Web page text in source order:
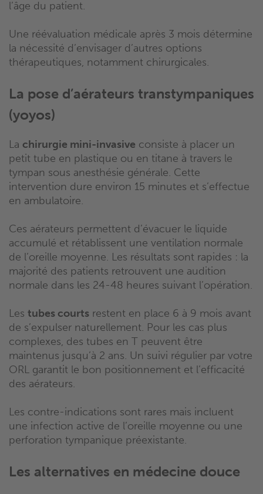
l’âge du patient.
Une réévaluation médicale après 3 mois détermine
la nécessité d’envisager d’autres options
thérapeutiques, notamment chirurgicales.
La pose d’aérateurs transtympaniques
(yoyos)
La chirurgie mini-invasive consiste à placer un
petit tube en plastique ou en titane à travers le
tympan sous anesthésie générale. Cette
intervention dure environ 15 minutes et s’effectue
en ambulatoire.
Ces aérateurs permettent d’évacuer le liquide
accumulé et rétablissent une ventilation normale
de l’oreille moyenne. Les résultats sont rapides : la
majorité des patients retrouvent une audition
normale dans les 24-48 heures suivant l’opération.
Les tubes courts restent en place 6 à 9 mois avant
de s’expulser naturellement. Pour les cas plus
complexes, des tubes en T peuvent être
maintenus jusqu’à 2 ans. Un suivi régulier par votre
ORL garantit le bon positionnement et l’efficacité
des aérateurs.
Les contre-indications sont rares mais incluent
une infection active de l’oreille moyenne ou une
perforation tympanique préexistante.
Les alternatives en médecine douce